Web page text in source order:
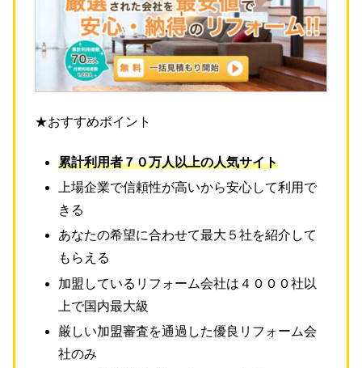
★おすすめポイント
累計利用者７０万人以上の人気サイト
上場企業で信頼性が高いから安心して利用で
きる
あなたの希望に合わせて最大５社を紹介して
もらえる
加盟しているリフォーム会社は４０００社以
上で国内最大級
厳しい加盟審査を通過した優良リフォーム会
社のみ